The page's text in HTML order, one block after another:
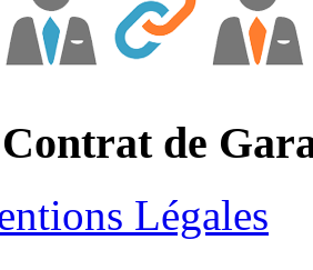
Contrat de
Légales